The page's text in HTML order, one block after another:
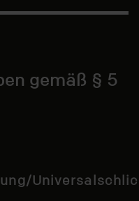
gemäß § 5